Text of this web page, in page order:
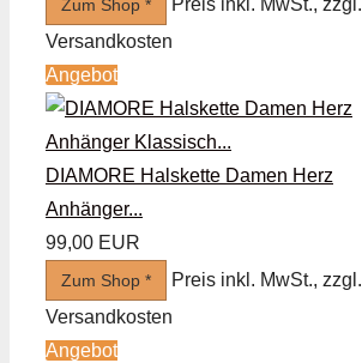
Zum Shop *
Preis inkl. MwSt., zzgl.
Versandkosten
Angebot
DIAMORE Halskette Damen Herz
Anhänger...
99,00 EUR
Zum Shop *
Preis inkl. MwSt., zzgl.
Versandkosten
Angebot